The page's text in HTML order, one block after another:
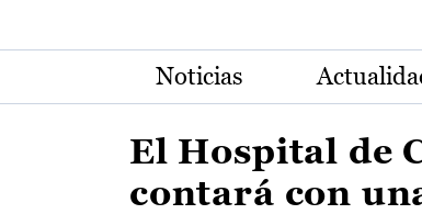
Noticias
El Hospital de
contará con